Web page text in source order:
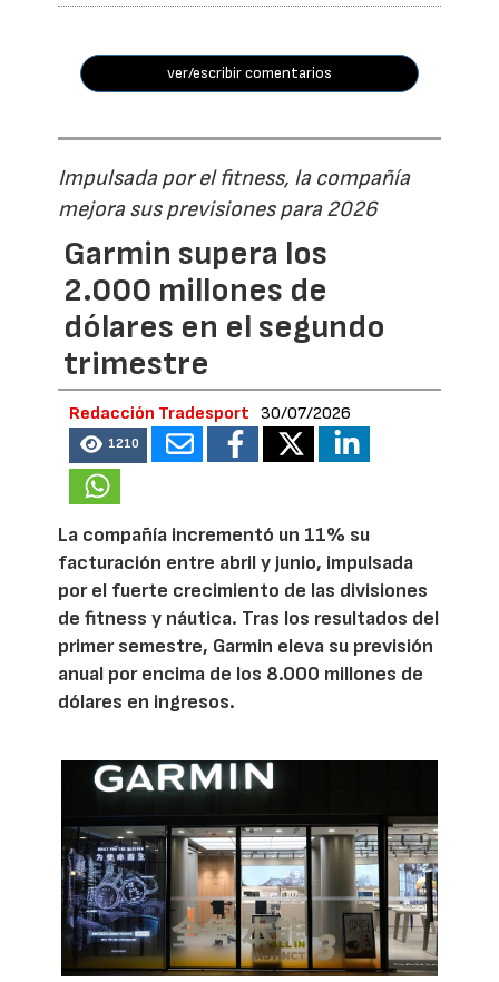
ver/escribir comentarios
Impulsada por el fitness, la compañía
mejora sus previsiones para 2026
Garmin supera los
2.000 millones de
dólares en el segundo
trimestre
Redacción Tradesport 30/07/2026
1210
La compañía incrementó un 11% su
facturación entre abril y junio, impulsada
por el fuerte crecimiento de las divisiones
de fitness y náutica. Tras los resultados del
primer semestre, Garmin eleva su previsión
anual por encima de los 8.000 millones de
dólares en ingresos.